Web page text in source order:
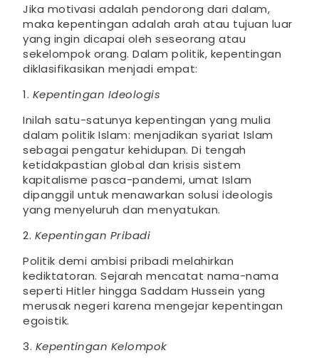
Jika motivasi adalah pendorong dari dalam,
maka kepentingan adalah arah atau tujuan luar
yang ingin dicapai oleh seseorang atau
sekelompok orang. Dalam politik, kepentingan
diklasifikasikan menjadi empat:
1. Kepentingan Ideologis
Inilah satu-satunya kepentingan yang mulia
dalam politik Islam: menjadikan syariat Islam
sebagai pengatur kehidupan. Di tengah
ketidakpastian global dan krisis sistem
kapitalisme pasca-pandemi, umat Islam
dipanggil untuk menawarkan solusi ideologis
yang menyeluruh dan menyatukan.
2. Kepentingan Pribadi
Politik demi ambisi pribadi melahirkan
kediktatoran. Sejarah mencatat nama-nama
seperti Hitler hingga Saddam Hussein yang
merusak negeri karena mengejar kepentingan
egoistik.
3. Kepentingan Kelompok